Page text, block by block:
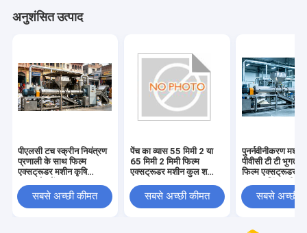
अनुशंसित उत्पाद
पीएलसी टच स्क्रीन नियंत्रण
प्रणाली के साथ फिल्म
एक्सट्रूडर मशीन कृषि
मिमी 2 या 65 मिमी 2 मिमी
सबसे अच्छी कीमत
पेंच का व्यास 55 मिमी 2 या
65 मिमी 2 मिमी फिल्म
एक्सट्रूडर मशीन कुल शक्ति
क्षमता प्लास्टिक फिल्म
एक्सट्रूज़न के लिए 100 से
सबसे अच्छी कीमत
पुनर्नवीनीकरण मशीन
पीवीसी टी टी
फिल्म एक्सट्रूडर
शक्ति के साथ
11kw फिल्म
सबसे अच्छी